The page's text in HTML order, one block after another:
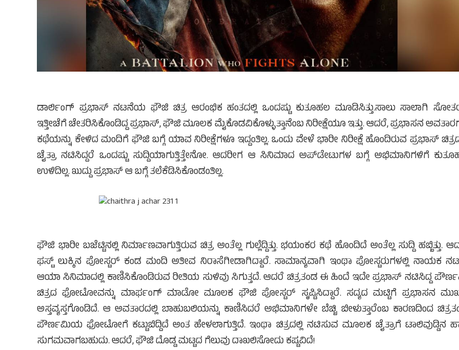
ಡಾರ್ಲಿಂಗ್ ಪ್ರಭಾಸ್ ನಟನೆಯ ಫೌಜಿ ಚಿತ್ರ ಆರಂಭಿಕ ಹಂತದಲ್ಲಿ ಒಂದಷ್ಟು ಕುತೂಹಲ ಮೂಡಿಸಿತ್ತು.ಸಾಲು ಸಾಲಾಗಿ
ಇತ್ತೀಚೆಗೆ ಚೇತರಿಸಿಕೊಂಡಿದ್ದ ಪ್ರಭಾಸ್, ಫೌಜಿ ಮೂಲಕ ಮೈಕೊಡವಿಕೊಳ್ಳುತ್ತಾನೆಂಬ ನಿರೀಕ್ಷೆಯೂ ಇತ್ತು. ಆದರೆ, ಪ್ರಭಾಸನ
ಕಥೆಯನ್ನು ಕೇಳಿದ ಮಂದಿಗೆ ಫೌಜಿ ಬಗ್ಗೆ ಯಾವ ನಿರೀಕ್ಷೆಗಳೂ ಇದ್ದಂತಿಲ್ಲ. ಒಂದು ವೇಳೆ ಭಾರೀ ನಿರೀಕ್ಷೆ ಹೊಂದಿರುವ ಪ್ರಭಾಸ್
ಚೈತ್ರಾ ನಟಿಸಿದ್ದರೆ ಒಂದಷ್ಟು ಸುದ್ದಿಯಾಗುತ್ತಿತ್ತೇನೋ. ಆದರೀಗ ಆ ಸಿನಿಮಾದ ಅಪ್‌ಡೇಟುಗಳ ಬಗ್ಗೆ ಅಭಿಮಾನಿಗಳಿಗೆ
ಉಳಿದಿಲ್ಲ. ಖುದ್ದು ಪ್ರಭಾಸ್ ಆ ಬಗ್ಗೆ ತಲೆಕೆಡಿಸಿಕೊಂಡಂತಿಲ್ಲ.
ಫೌಜಿ ಭಾರೀ ಬಜೆಟ್ಟಿನಲ್ಲಿ ನಿರ್ಮಾಣವಾಗುತ್ತಿರುವ ಚಿತ್ರ ಅಂತೆಲ್ಲ ಗುಲ್ಲೆದ್ದಿತ್ತು. ಭಯಂಕರ ಕಥೆ ಹೊಂದಿದೆ ಅಂತೆಲ್ಲ ಸುದ್ದಿ ಹಬ್ಬಿತ್ತು.
ಫಸ್ಟ್ ಲುಕ್ಕಿನ ಪೋಸ್ಟರ್ ಕಂಡ ಮಂದಿ ಅತೀವ ನಿರಾಸೆಗೀಡಾಗಿದ್ದಾರೆ. ಸಾಮಾನ್ಯವಾಗಿ ಇಂಥಾ ಪೋಸ್ಟರುಗಳಲ್ಲಿ ನಾಯಕ
ಆಯಾ ಸಿನಿಮಾದಲ್ಲಿ ಕಾಣಿಸಿಕೊಂಡಿರುವ ರೀತಿಯ ಸುಳಿವು ಸಿಗುತ್ತದೆ. ಆದರೆ ಚಿತ್ರತಂಡ ಈ ಹಿಂದೆ ಇದೇ ಪ್ರಭಾಸ್ ನಟಿಸಿದ್ದ
ಚಿತ್ರದ ಫೋಟೋವನ್ನು ಮಾರ್ಫಂಗ್ ಮಾಡೋ ಮೂಲಕ ಫೌಜಿ ಪೋಸ್ಟರ್ ಸೃಷ್ಟಿಸಿದ್ದಾರೆ. ಸದ್ಯದ ಮಟ್ಟಿಗೆ ಪ್ರಭಾಸನ
ಅಸ್ತವ್ಯಸ್ತಗೊಂಡಿದೆ. ಆ ಅವತಾರದಲ್ಲಿ ಬಾಹುಬಲಿಯನ್ನು ಕಾಣಿಸಿದರೆ ಅಭಿಮಾನಿಗಳೇ ಬೆಚ್ಚಿ ಬೀಳುತ್ತಾರೆಂಬ ಕಾರಣದಿಂದ
ಪೌರ್ಣಮಿಯ ಫೋಟೋಗೆ ಕಟ್ಟುಬಿದ್ದಿದೆ ಅಂತ ಹೇಳಲಾಗುತ್ತಿದೆ. ಇಂಥಾ ಚಿತ್ರದಲ್ಲಿ ನಟಿಸುವ ಮೂಲಕ ಚೈತ್ರಾಗೆ ಟಾಲಿವುಡ್ಡಿನ
ಸುಗಮವಾಗಬಹುದು. ಆದರೆ, ಫೌಜಿ ದೊಡ್ಡ ಮಟ್ಟದ ಗೆಲುವು ದಾಖಲಿಸೋದು ಕಷ್ಟವಿದೆ!